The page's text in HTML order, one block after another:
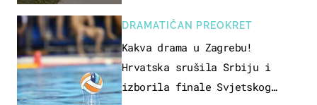
DRAMATIČAN PREOKRET
Kakva drama u Zagrebu!
Hrvatska srušila Srbiju i
izborila finale Svjetskog